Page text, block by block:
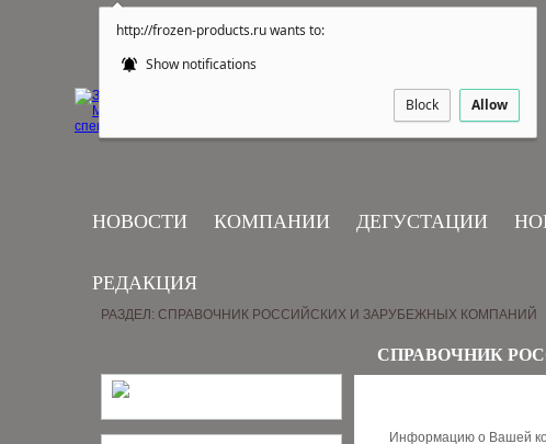
http://frozen-products.ru wants to:
Show notifications
Block Allow
НОВОСТИ КОМПАНИИ ДЕГУСТАЦИИ
РЕДАКЦИЯ
РАЗДЕЛ: СПРАВОЧНИК РОССИЙСКИХ И ЗАРУБЕЖНЫХ КОМПАНИЙ
СПРАВОЧНИК
Информацию о Вашей